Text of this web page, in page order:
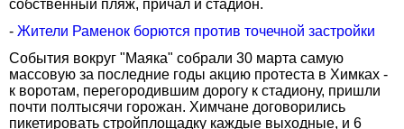
собственный пляж, причал и стадион.
- Жители Раменок борются против точечной застройки
События вокруг "Маяка" собрали 30 марта самую
массовую за последние годы акцию протеста в Химках -
к воротам, перегородившим дорогу к стадиону, пришли
почти полтысячи горожан. Химчане договорились
пикетировать стройплощадку каждые выходные, и 6